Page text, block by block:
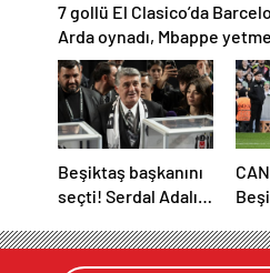
7 gollü El Clasico’da
Arda oynadı, Mbappe
Beşiktaş başkanını
seçti! Serdal Adalı